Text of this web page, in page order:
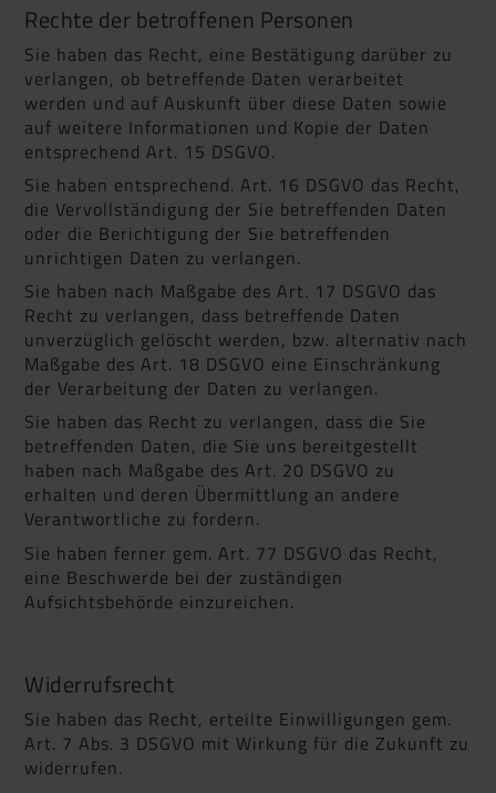
Rechte der betroffenen Personen
Sie haben das Recht, eine Bestätigung darüber zu
verlangen, ob betreffende Daten verarbeitet
werden und auf Auskunft über diese Daten sowie
auf weitere Informationen und Kopie der Daten
entsprechend Art. 15 DSGVO.
Sie haben entsprechend. Art. 16 DSGVO das Recht,
die Vervollständigung der Sie betreffenden Daten
oder die Berichtigung der Sie betreffenden
unrichtigen Daten zu verlangen.
Sie haben nach Maßgabe des Art. 17 DSGVO das
Recht zu verlangen, dass betreffende Daten
unverzüglich gelöscht werden, bzw. alternativ nach
Maßgabe des Art. 18 DSGVO eine Einschränkung
der Verarbeitung der Daten zu verlangen.
Sie haben das Recht zu verlangen, dass die Sie
betreffenden Daten, die Sie uns bereitgestellt
haben nach Maßgabe des Art. 20 DSGVO zu
erhalten und deren Übermittlung an andere
Verantwortliche zu fordern.
Sie haben ferner gem. Art. 77 DSGVO das Recht,
eine Beschwerde bei der zuständigen
Aufsichtsbehörde einzureichen.
Widerrufsrecht
Sie haben das Recht, erteilte Einwilligungen gem.
Art. 7 Abs. 3 DSGVO mit Wirkung für die Zukunft zu
widerrufen.